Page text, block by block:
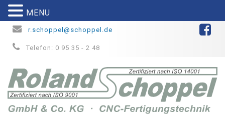
r.schoppel@schoppel.de
Telefon: 0 95 35 - 2 48
MENU